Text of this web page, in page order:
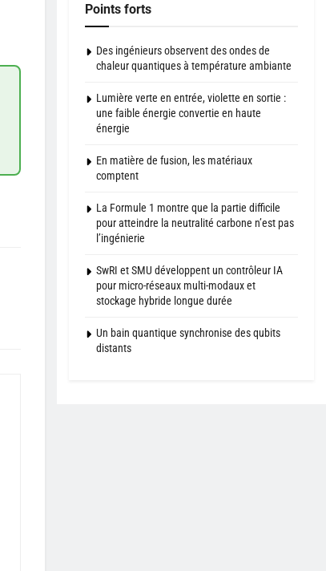
Points forts
Des ingénieurs observent des ondes de
chaleur quantiques à température ambiante
Lumière verte en entrée, violette en sortie :
une faible énergie convertie en haute
énergie
En matière de fusion, les matériaux
comptent
La Formule 1 montre que la partie difficile
pour atteindre la neutralité carbone n’est pas
l’ingénierie
SwRI et SMU développent un contrôleur IA
pour micro-réseaux multi-modaux et
stockage hybride longue durée
Un bain quantique synchronise des qubits
distants